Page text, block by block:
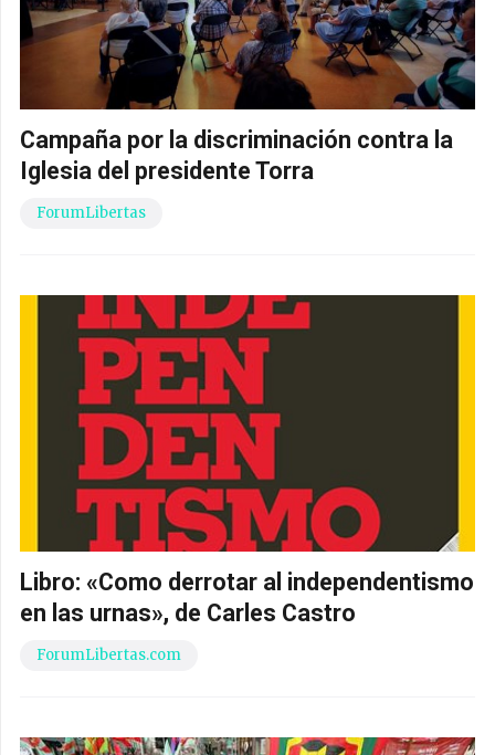
Campaña por la discriminación contra la
Iglesia del presidente Torra
ForumLibertas
Libro: «Como derrotar al independentismo
en las urnas», de Carles Castro
ForumLibertas.com